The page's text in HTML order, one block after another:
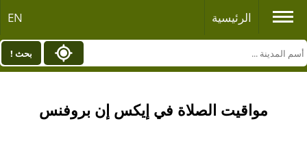
الرئيسية EN
بحث !
مواقيت الصلاة في إيكس إن بروفنس